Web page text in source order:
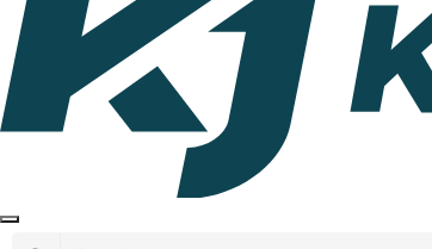
Fish Farming
Atmanirbharsil in odisha
do mixed variety of fish farming...